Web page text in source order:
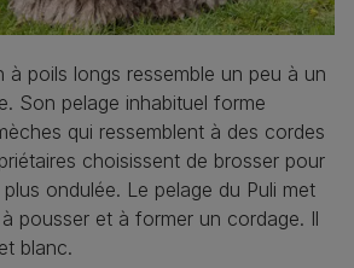
à poils longs ressemble un peu à un
Son pelage inhabituel forme
qui ressemblent à des cordes
choisissent de brosser pour
ondulée. Le pelage du Puli met
pousser et à former un cordage. Il
blanc.